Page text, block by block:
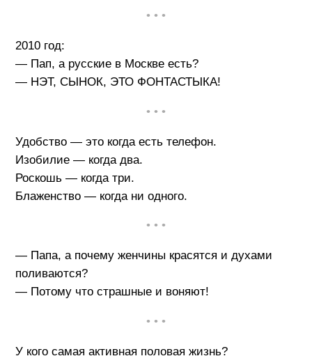
• • •
2010 год:
— Пап, а русские в Москве есть?
— НЭТ, СЫНОК, ЭТО ФОНТАСТЫКА!
• • •
Удобство — это когда есть телефон.
Изобилие — когда два.
Роскошь — когда три.
Блаженство — когда ни одного.
• • •
— Папа, а почему женчины красятся и духами
поливаются?
— Потому что страшные и воняют!
• • •
У кого самая активная половая жизнь?